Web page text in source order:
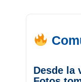
Desde la